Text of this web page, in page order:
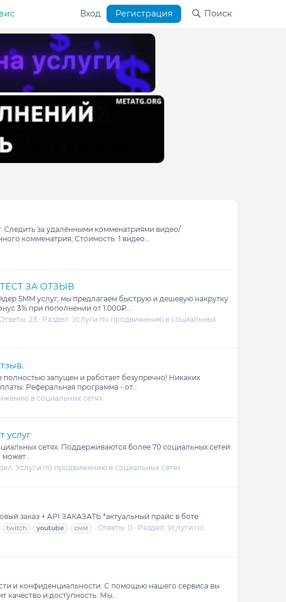
Вход Регистрация Поиск
Следить за удалёнными комменатриями видео/
комменатрия; Стоимость: 1 видео...
ЗА ОТЗЫВ
SMM услуг, мы предлагаем быструю и дешевую накрутку
3% при пополнении от 1.000₽...
23 Раздел: Услуги по продвижению в социальных
запущен и работает безупречно! Никаких
Реферальная программа - от...
в социальных сетях
услуг
сетях. Поддерживаются более 70 социальных сетей:
может...
Услуги по продвижению в социальных сетях
заказ + API ЗАКАЗАТЬ *актуальный прайс в боте
twitch youtube смм Ответы: 0 Раздел: Услуги по
и конфиденциальности. С помощью нашего сервиса вы
качество и доступность. Мы...